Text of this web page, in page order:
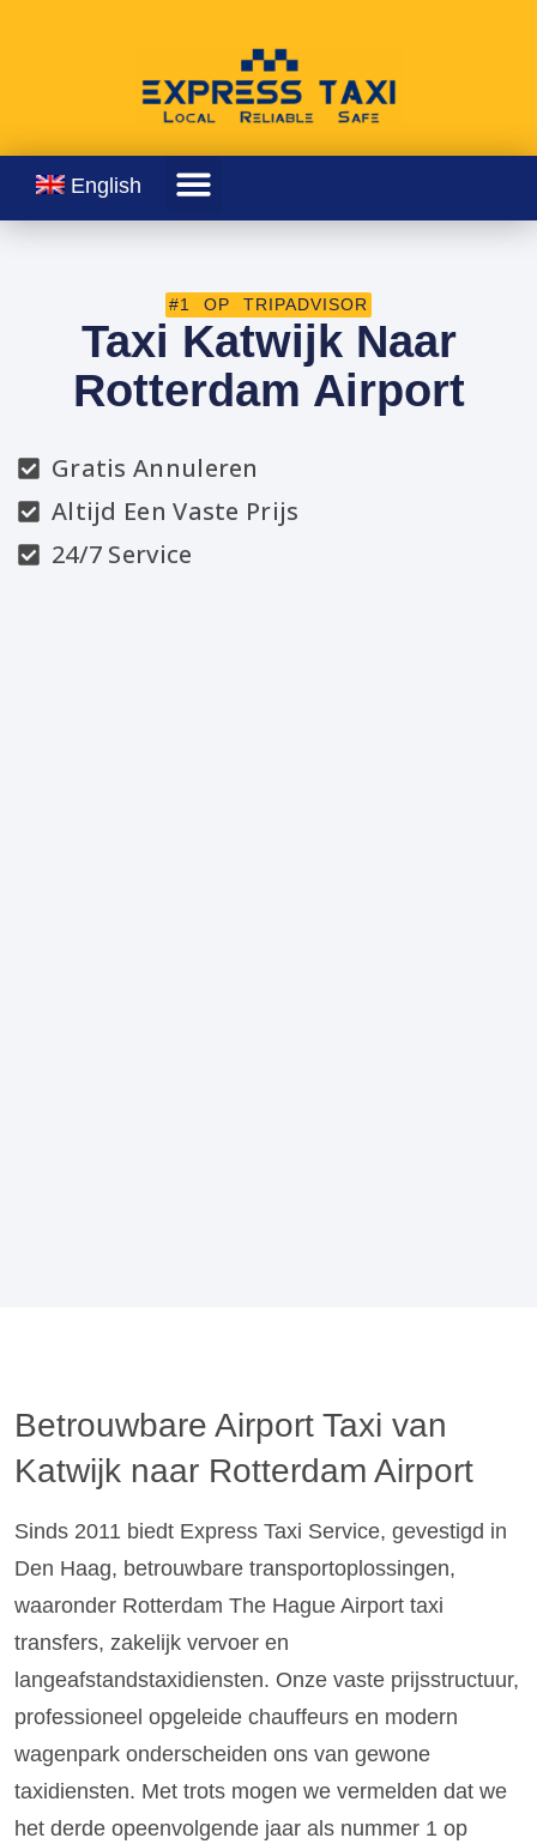
English
#1 OP TRIPADVISOR
Taxi Katwijk Naar
Rotterdam Airport
Gratis Annuleren
Altijd Een Vaste Prijs
24/7 Service
Betrouwbare Airport Taxi van
Katwijk naar Rotterdam Airport
Sinds 2011 biedt Express Taxi Service, gevestigd in
Den Haag, betrouwbare transportoplossingen,
waaronder Rotterdam The Hague Airport taxi
transfers, zakelijk vervoer en
langeafstandstaxidiensten. Onze vaste prijsstructuur,
professioneel opgeleide chauffeurs en modern
wagenpark onderscheiden ons van gewone
taxidiensten. Met trots mogen we vermelden dat we
het derde opeenvolgende jaar als nummer 1 op